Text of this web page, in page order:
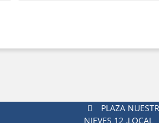
PLAZA
NIEVES 12 ,LOCAL